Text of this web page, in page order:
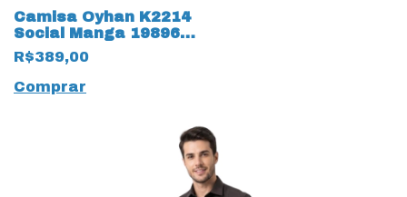
Camisa Oyhan K2214
Social Manga 19896
Longa Listrada
R$389,00
Comprar